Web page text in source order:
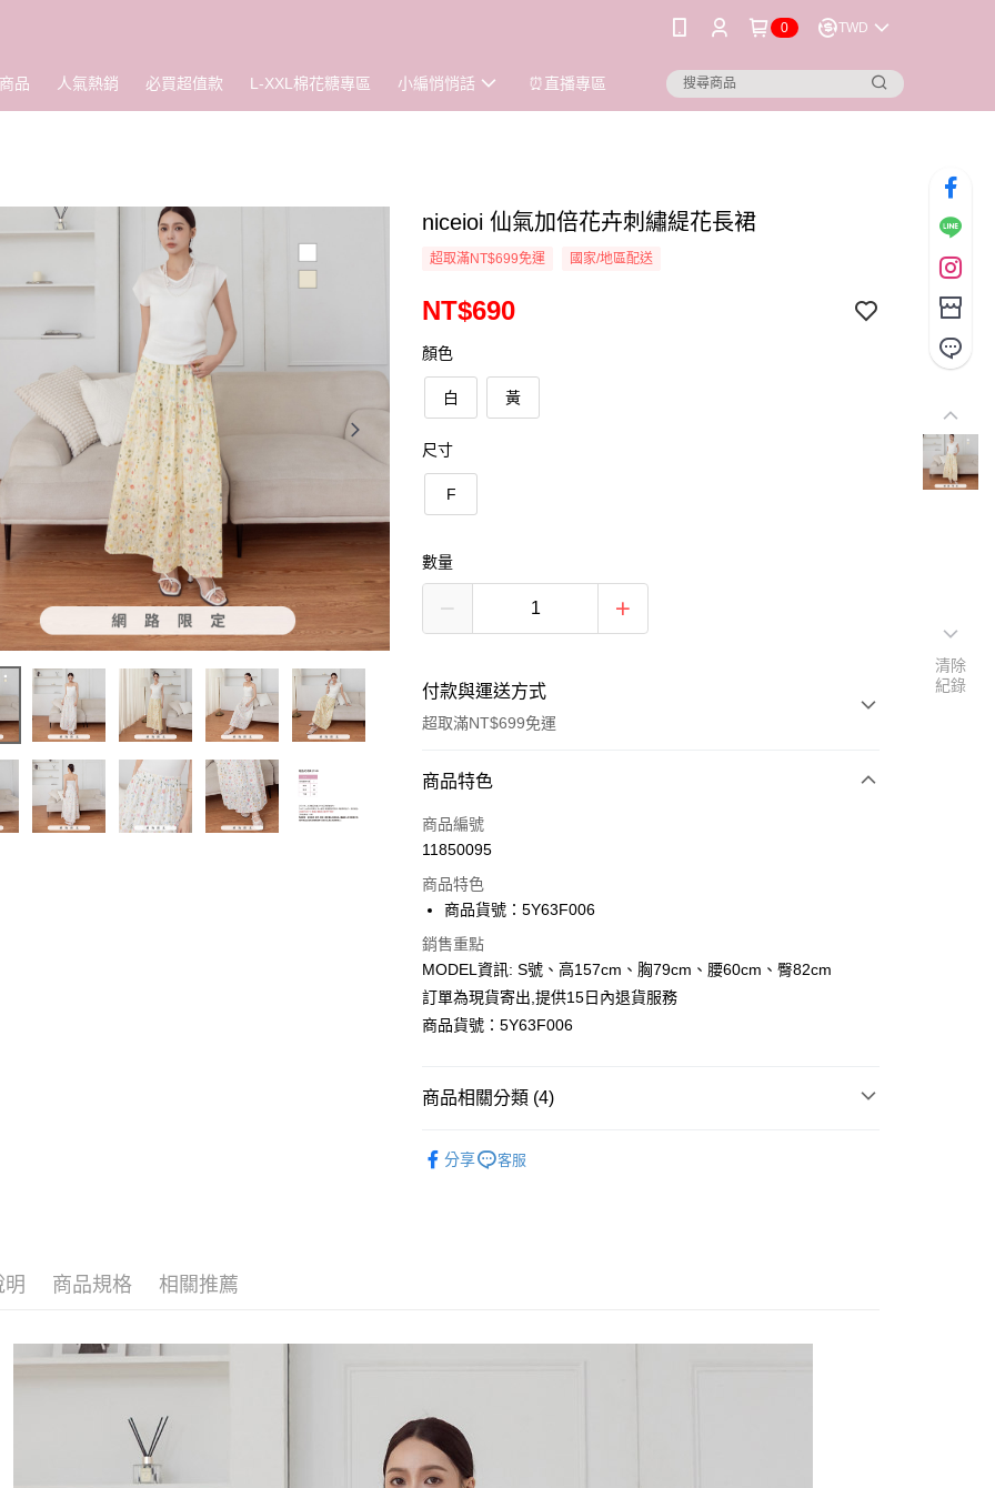
0 TWD
品 人氣熱銷 必買超值款 L-XXL棉花糖專區 小編悄悄話 ⏰直播專區
niceioi 仙氣加倍花卉刺繡緹花長裙
超取滿NT$699免運 國家/地區配送
NT$690
顏色
白 黃
尺寸
F
數量
付款與運送方式
超取滿NT$699免運
付款方式
信用卡一次付款
LINE Pay
Apple Pay
全家取貨付款
付款後全家取貨
每筆NT$80，滿NT$699(含以上)免運費
國家/地區配送
商品特色
商品編號
11850095
商品特色
商品貨號：5Y63F006
銷售重點
MODEL資訊: S號、高157cm、胸79cm、腰60cm、臀82cm
訂單為現貨寄出,提供15日內退貨服務
商品貨號：5Y63F006
商品相關分類 (4)
分享 客服
明 商品規格 相關推薦
清除
紀錄